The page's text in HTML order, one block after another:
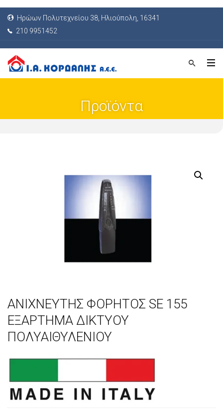
Ηρώων Πολυτεχνείου 38, Ηλιούπολη, 16341
210 9951452
Προϊόντα
ΑNIXNEYTHΣ ΦΟΡΗΤΟΣ SE 155
ΕΞΑΡΤΗΜΑ ΔΙΚΤΥΟΥ
ΠΟΛΥΑΙΘΥΛΕΝΙΟΥ